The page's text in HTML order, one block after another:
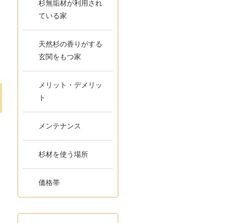
杉無垢材が利用され
ている家
天然杉の香りがする
玄関をもつ家
メリット・デメリッ
ト
メンテナンス
杉材を使う場所
価格帯